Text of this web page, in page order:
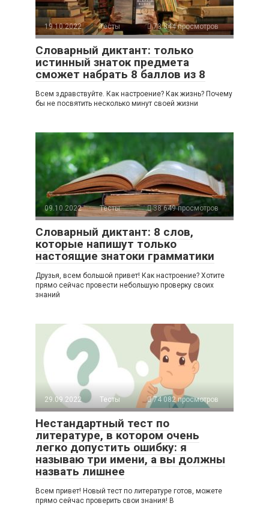
19.10.2022 Тесты 73 844 просмотров
Словарный диктант: только
истинный знаток предмета
сможет набрать 8 баллов из 8
Всем здравствуйте. Как настроение? Как жизнь? Почему
бы не посвятить несколько минут своей жизни
09.10.2022 Тесты 38 649 просмотров
Словарный диктант: 8 слов,
которые напишут только
настоящие знатоки грамматики
Друзья, всем большой привет! Как настроение? Хотите
прямо сейчас провести небольшую проверку своих
знаний
29.09.2022 Тесты 74 082 просмотров
Нестандартный тест по
литературе, в котором очень
легко допустить ошибку: я
называю три имени, а вы должны
назвать лишнее
Всем привет! Новый тест по литературе готов, можете
прямо сейчас проверить свои знания! В